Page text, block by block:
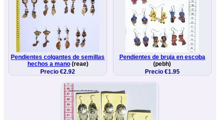
Pendientes colgantes de semillas
hechos a mano(reae)
Precio €2.92
Pendientes de bruja en escoba
(pebh)
Precio €1.95